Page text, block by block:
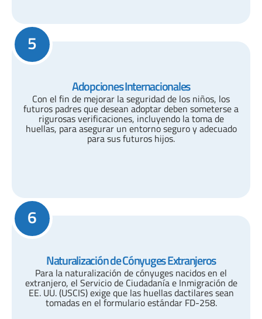
5
Adopciones Internacionales
Con el fin de mejorar la seguridad de los niños, los
futuros padres que desean adoptar deben someterse a
rigurosas verificaciones, incluyendo la toma de
huellas, para asegurar un entorno seguro y adecuado
para sus futuros hijos.
6
Naturalización de Cónyuges Extranjeros
Para la naturalización de cónyuges nacidos en el
extranjero, el Servicio de Ciudadanía e Inmigración de
EE. UU. (USCIS) exige que las huellas dactilares sean
tomadas en el formulario estándar FD-258.